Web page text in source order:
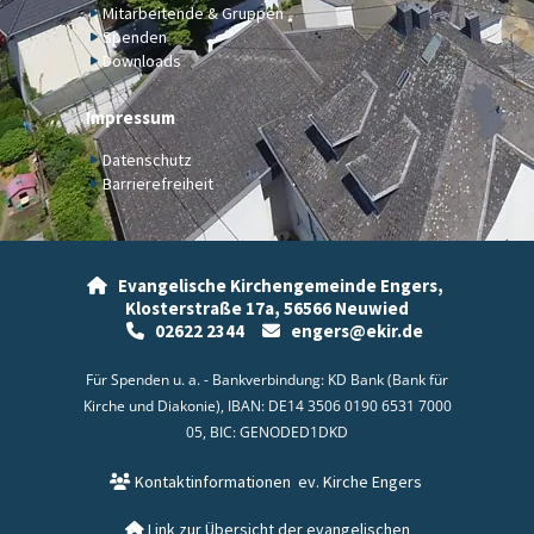
Mitarbeitende & Gruppen
Spenden
Downloads
Impressum
Datenschutz
Barrierefreiheit

Evangelische Kirchengemeinde Engers,
Klosterstraße 17a, 56566 Neuwied
02622 2344 engers@ekir.de
Für Spenden u. a. - Bankverbindung: KD Bank (Bank für
Kirche und Diakonie), IBAN: DE14 3506 0190 6531 7000
05, BIC: GENODED1DKD
Kontaktinformationen ev. Kirche Engers
Link zur Übersicht der evangelischen